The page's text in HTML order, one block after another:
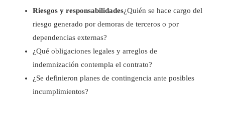
Riesgos y responsabilidades¿Quién se hace cargo del
riesgo generado por demoras de terceros o por
dependencias externas?
¿Qué obligaciones legales y arreglos de
indemnización contempla el contrato?
¿Se definieron planes de contingencia ante posibles
incumplimientos?